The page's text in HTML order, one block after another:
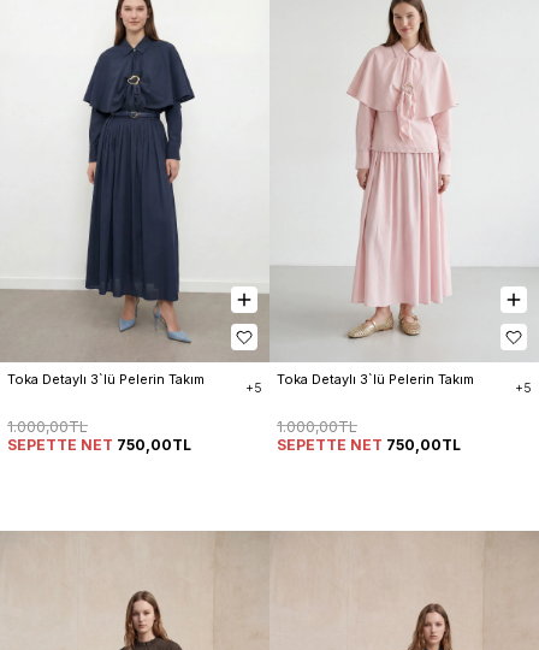
Toka Detaylı 3`lü Pelerin Takım
+5
1.000,00TL
SEPETTE NET 750,00TL
Toka Detaylı 3`lü Pelerin Takım
+5
1.000,00TL
SEPETTE NET 750,00TL